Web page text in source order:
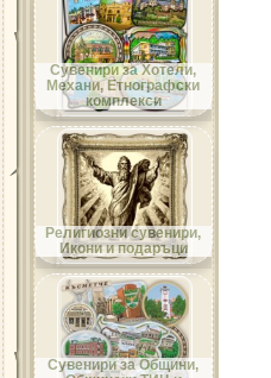
Област Враца
Област Габрово
Област Добрич
Сувенири за Хотели,
Механи, Етнографски
комплекси
Религиозни сувенири,
Икони и подаръци
Сувенири за Общини,